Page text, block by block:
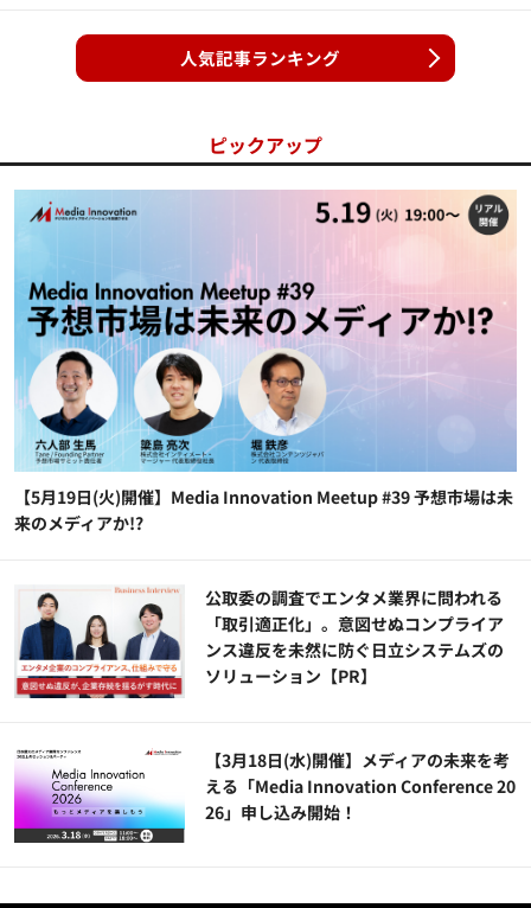
人気記事ランキング
ピックアップ
【5月19日(火)開催】Media Innovation Meetup #39 予想市場は未
来のメディアか!?
公​​取委の調査でエンタメ業界に問われる
「取引適正化」。意図せぬコンプライア
ンス違反を未然に防ぐ日立システムズの
ソリューション​【PR】
【3月18日(水)開催】メディアの未来を考
える「Media Innovation Conference 20
26」申し込み開始！